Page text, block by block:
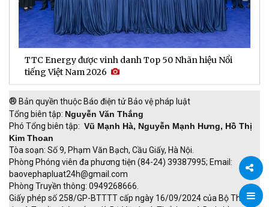
Chia
TTC Energy được vinh danh Top 50 Nhãn hiệu Nổi
tiếng Việt Nam 2026
® Bản quyền thuộc Báo điện tử Bảo vệ pháp luật
Tổng biên tập: Nguyễn Văn Thắng
Phó Tổng biên tập: Vũ Mạnh Hà, Nguyễn Mạnh Hưng, Hồ Thị
Kim Thoan
Tòa soạn: Số 9, Phạm Văn Bạch, Cầu Giấy, Hà Nội.
Phòng Phóng viên đa phương tiện (84-24) 39387995; Email:
baovephapluat24h@gmail.com
Phòng Truyền thông: 0949268666.
Giấy phép số 258/GP-BTTTT cấp ngày 16/09/2024 của Bộ Thông